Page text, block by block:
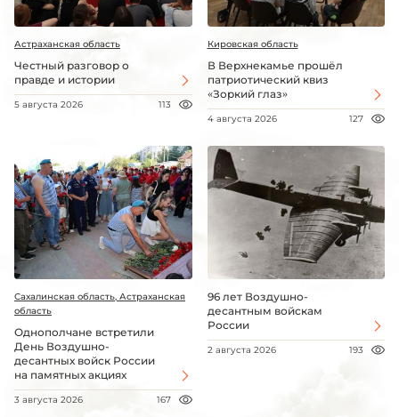
Астраханская область
Честный разговор о
правде и истории
5 августа 2026 113
Кировская область
В Верхнекамье прошёл
патриотический квиз
«Зоркий глаз»
4 августа 2026 127
Сахалинская область, Астраханская
область
Однополчане встретили
День Воздушно-
десантных войск России
на памятных акциях
3 августа 2026 167
96 лет Воздушно-
десантным войскам
России
2 августа 2026 193